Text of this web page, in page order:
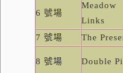
6號場
Meadow
Links
7號場 The
8號場 Double